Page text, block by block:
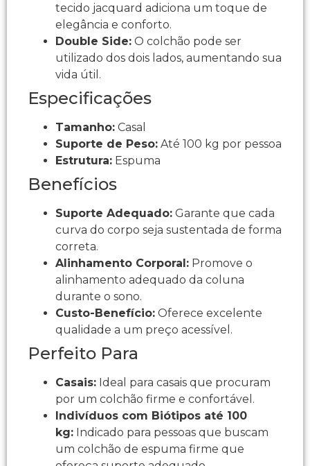
tecido jacquard adiciona um toque de
elegância e conforto.
Double Side: O colchão pode ser
utilizado dos dois lados, aumentando sua
vida útil.
Especificações
Tamanho: Casal
Suporte de Peso: Até 100 kg por pessoa
Estrutura: Espuma
Benefícios
Suporte Adequado: Garante que cada
curva do corpo seja sustentada de forma
correta.
Alinhamento Corporal: Promove o
alinhamento adequado da coluna
durante o sono.
Custo-Benefício: Oferece excelente
qualidade a um preço acessível.
Perfeito Para
Casais: Ideal para casais que procuram
por um colchão firme e confortável.
Indivíduos com Biótipos até 100
kg: Indicado para pessoas que buscam
um colchão de espuma firme que